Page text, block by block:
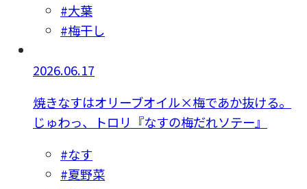
#大葉
#梅干し
2026.06.17
焼きなすはオリーブオイル×梅であか抜ける。
じゅわっ、トロリ『なすの梅だれソテー』
#なす
#夏野菜